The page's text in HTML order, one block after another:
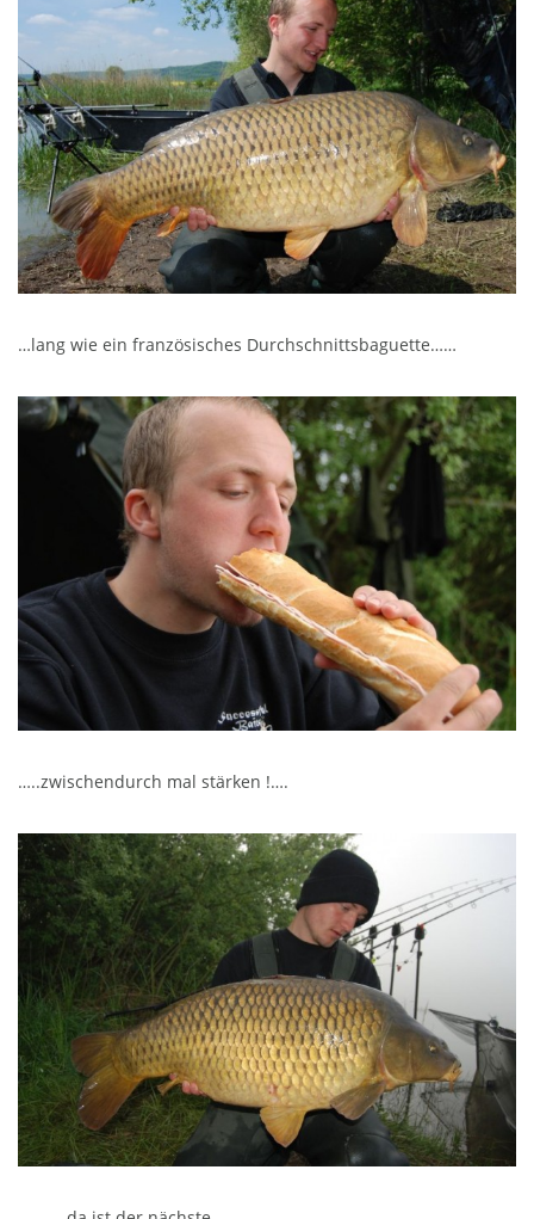
…lang wie ein französisches Durchschnittsbaguette……
…..zwischendurch mal stärken !….